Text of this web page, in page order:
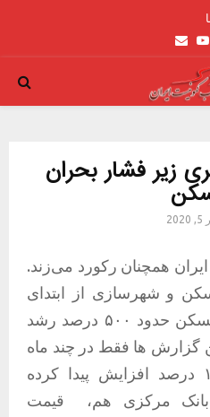
Youtube
Email
زیر فشار بحران
همچنان رکورد می‌زند.
و شهرسازی از ابتدای
تاکنون، قیمتِ مسکن حدود ۵۰۰ درصد رشد
گزارش ها فقط در چند ماه
گذشته قیمت مسکن۱۱۰ درصد افزایش پیدا کرده
مرکزی هم،
قیمت